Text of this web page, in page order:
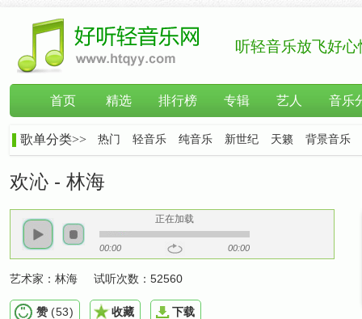
听轻音乐放飞好心
首页 精选 排行榜 专辑 艺人 音乐
歌单分类>> 热门 轻音乐 纯音乐 新世纪 天籁 背景音乐
欢沁 - 林海
正在加载
00:00 00:00
艺术家： 林海 试听次数： 52560
赞 (53) 收藏 下载